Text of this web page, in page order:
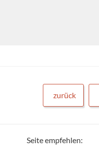
zurück
Seite empfehlen: